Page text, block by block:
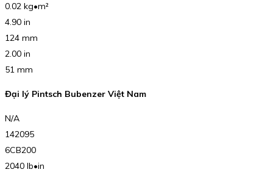
0.02 kg•m²
4.90 in
124 mm
2.00 in
51 mm
Đại lý Pintsch Bubenzer Việt Nam
N/A
142095
6CB200
2040 lb•in